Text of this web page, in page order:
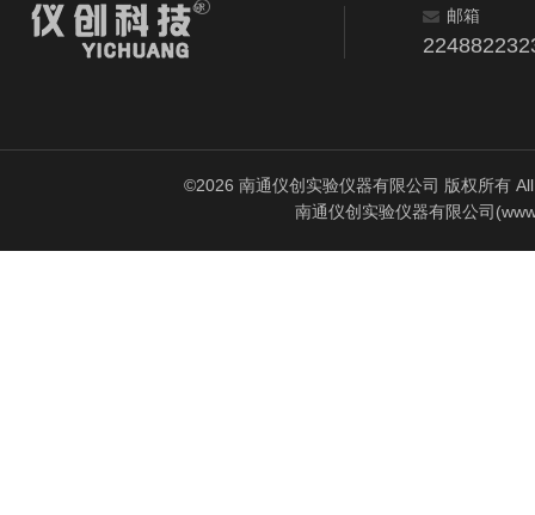
邮箱
©2026 南通仪创实验仪器有限公司 版权所有
南通仪创实验仪器有限公司